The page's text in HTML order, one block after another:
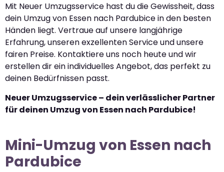
Mit Neuer Umzugsservice hast du die Gewissheit, dass
dein Umzug von Essen nach Pardubice in den besten
Händen liegt. Vertraue auf unsere langjährige
Erfahrung, unseren exzellenten Service und unsere
fairen Preise. Kontaktiere uns noch heute und wir
erstellen dir ein individuelles Angebot, das perfekt zu
deinen Bedürfnissen passt.
Neuer Umzugsservice – dein verlässlicher Partner
für deinen Umzug von Essen nach Pardubice!
Mini-Umzug von Essen nach
Pardubice